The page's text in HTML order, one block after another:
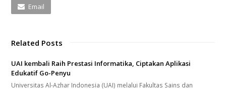
Email
Related Posts
UAI kembali Raih Prestasi Informatika, Ciptakan Aplikasi
Edukatif Go-Penyu
Universitas Al-Azhar Indonesia (UAI) melalui Fakultas Sains dan